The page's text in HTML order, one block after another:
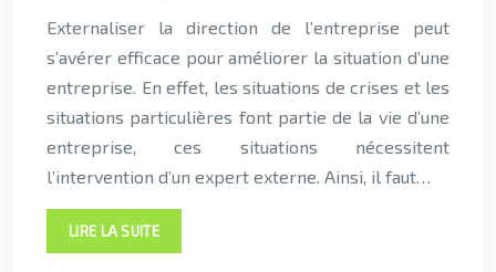
Externaliser la direction de l’entreprise peut
s’avérer efficace pour améliorer la situation d’une
entreprise. En effet, les situations de crises et les
situations particulières font partie de la vie d’une
entreprise, ces situations nécessitent
l’intervention d’un expert externe. Ainsi, il faut…
LIRE LA SUITE